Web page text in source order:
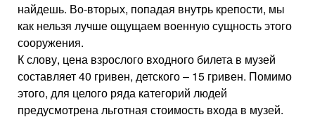
найдешь. Во-вторых, попадая внутрь крепости, мы
как нельзя лучше ощущаем военную сущность этого
сооружения.
К слову, цена взрослого входного билета в музей
составляет 40 гривен, детского – 15 гривен. Помимо
этого, для целого ряда категорий людей
предусмотрена льготная стоимость входа в музей.